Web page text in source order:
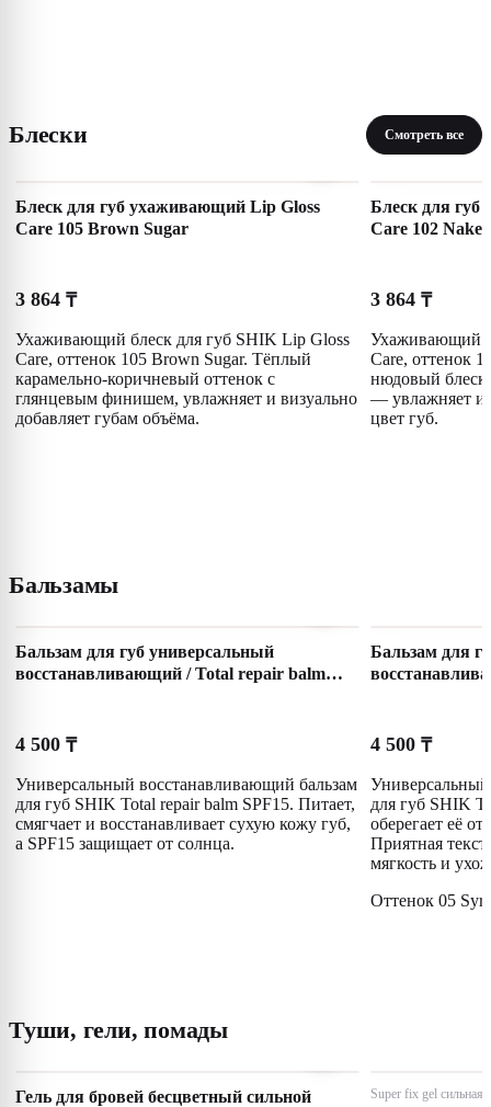
Блески Смотреть все
Блеск для губ ухаживающий Lip Gloss
Care 105 Brown Sugar
3 864 ₸
Ухаживающий блеск для губ SHIK Lip Gloss
Care, оттенок 105 Brown Sugar. Тёплый
карамельно-коричневый оттенок с
глянцевым финишем, увлажняет и визуально
добавляет губам объёма.
Блеск для
Care 102 Naked
3 864 ₸
Ухаживающий
Care, оттенок
нюдовый
— увлажняет и
цвет губ.
Бальзамы
Бальзам для губ универсальный
восстанавливающий / Total repair balm
4 500 ₸
Универсальный восстанавливающий бальзам
для губ SHIK Total repair balm SPF15. Питает,
смягчает и восстанавливает сухую кожу губ,
а SPF15 защищает от солнца.
Бальзам для
4 500 ₸
для губ SHIK
оберегает её
Приятная
мягкость и
Оттенок 05
Туши, гели, помады
Гель для бровей бесцветный сильной
Super fix gel сильная